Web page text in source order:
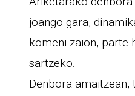
joango gara,
komeni zaion, parte
sartzeko.
Denbora